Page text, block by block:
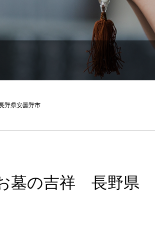
野県安曇野市
墓の吉祥 長野県